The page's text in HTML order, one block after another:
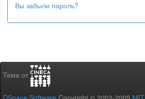
Вы забыли пароль?
Тема от